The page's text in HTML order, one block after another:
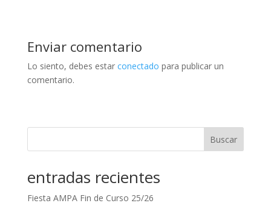
Enviar comentario
Lo siento, debes estar conectado para publicar un
comentario.
Buscar
entradas recientes
Fiesta AMPA Fin de Curso 25/26